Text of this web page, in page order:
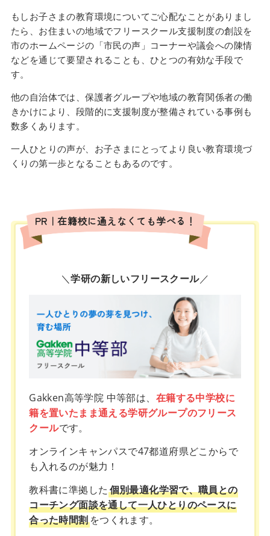
もしお子さまの教育環境についてご心配なことがありまし
たら、お住まいの地域でフリースクール支援制度の創設を
市のホームページの「市民の声」コーナーや議会への陳情
などを通じて要望されることも、ひとつの有効な手段で
す。
他の自治体では、保護者グループや地域の教育関係者の働
きかけにより、段階的に支援制度が整備されている事例も
数多くあります。
一人ひとりの声が、お子さまにとってより良い教育環境づ
くりの第一歩となることもあるのです。
PR｜在籍校に通えなくても学べる！
＼学研の新しいフリースクール／
Gakken高等学院 中等部は、 在籍する中学校に
籍を置いたまま通える学研グループのフリース
クールです。
オンラインキャンパスで47都道府県どこからで
も入れるのが魅力！
教科書に準拠した個別最適化学習で、職員との
コーチング面談を通して一人ひとりのペースに
合った時間割をつくれます。